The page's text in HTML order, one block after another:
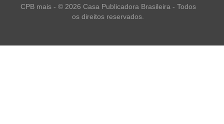
CPB mais - © 2026 Casa Publicadora Brasileira - Todos
os direitos reservados.